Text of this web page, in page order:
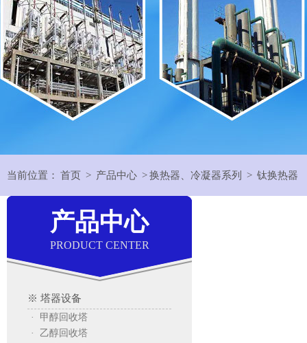
当前位置： 首页 > 产品中心 >换热器、冷凝器系列 > 钛换热器
产品中心
PRODUCT CENTER
※ 塔器设备
· 甲醇回收塔
· 乙醇回收塔